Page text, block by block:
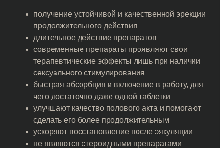
получение устойчивой и качественной эрекции
продолжительного действия
длительное действие препаратов
современные препараты проявляют свои
терапевтические эффекты лишь при наличии
сексуального стимулирования
быстрая абсорбция и включение в работу, для
чего достаточно даже одной таблетки
улучшают качество полового акта и помогают
сделать его более продолжительным
ускоряют восстановление после эякуляции
не являются стероидными препаратами